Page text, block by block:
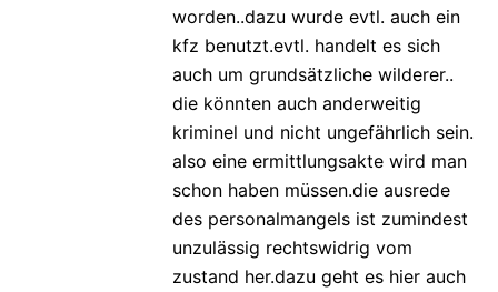
worden..dazu wurde evtl. auch ein
kfz benutzt.evtl. handelt es sich
auch um grundsätzliche wilderer..
die könnten auch anderweitig
kriminel und nicht ungefährlich sein.
also eine ermittlungsakte wird man
schon haben müssen.die ausrede
des personalmangels ist zumindest
unzulässig rechtswidrig vom
zustand her.dazu geht es hier auch